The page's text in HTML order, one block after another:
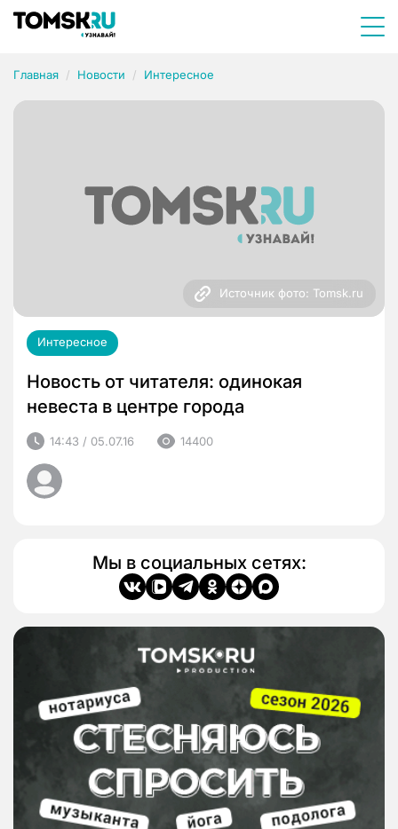
Главная Новости Интересное
Источник фото: Tomsk.ru
Интересное
Новость от читателя: одинокая
невеста в центре города
14:43 / 05.07.16 14400
Мы в социальных сетях: